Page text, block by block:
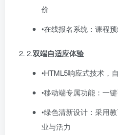
价
•在线报名系统：课程
2.​双端自适应体验
•HTML5响应式技术，
•移动端专属功能：一
•绿色清新设计：采用
业与活力